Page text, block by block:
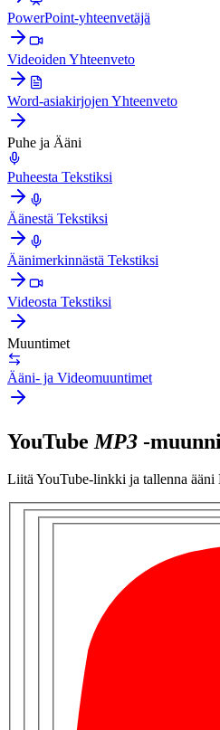
PowerPoint-yhteenvetäjä
Videoiden Yhteenveto
Word-asiakirjojen Yhteenveto
Puhe ja Ääni
Puheesta Tekstiksi
Äänestä Tekstiksi
Äänimerkinnästä Tekstiksi
Videosta Tekstiksi
Muuntimet
Ääni- ja Videomuuntimet
YouTube MP3 -
Liitä YouTube-linkki ja tallenna ääni